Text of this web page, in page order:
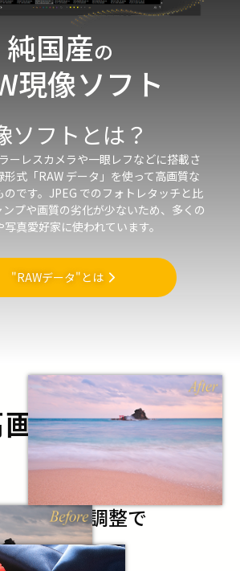
純国産の
現像ソフト
ソフトとは？
ーレスカメラや一眼レフなどに搭載さ
式「RAW データ」を使って高画質な
です。JPEG でのフォトレタッチと比
プや画質の劣化が少ないため、多くの
真愛好家に使われています。
"RAWデータ"とは
質の理由
無い色調調整で
を